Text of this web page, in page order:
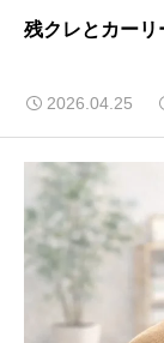
残クレとカー
2026.04.25